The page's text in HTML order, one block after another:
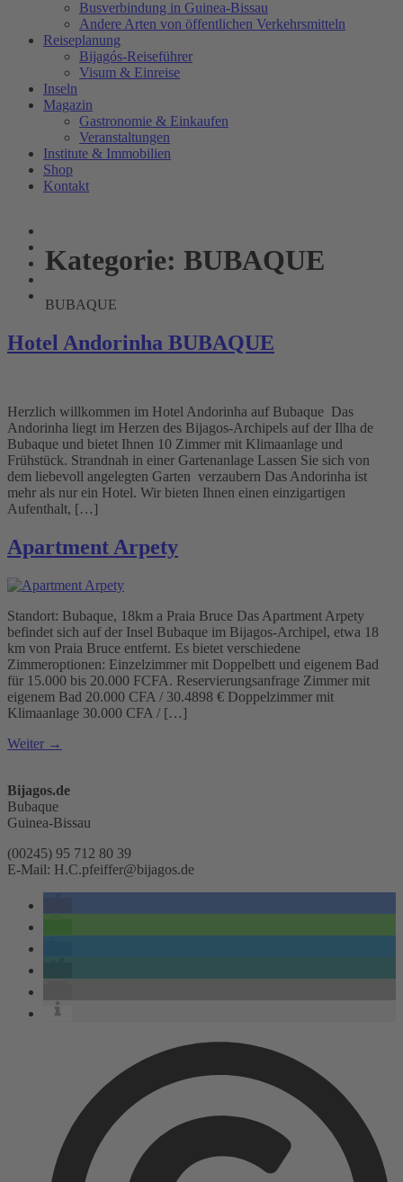
Busverbindung in Guinea-Bissau
Andere Arten von öffentlichen Verkehrsmitteln
Reiseplanung
Bijagós-Reiseführer
Visum & Einreise
Inseln
Magazin
Gastronomie & Einkaufen
Veranstaltungen
Institute & Immobilien
Shop
Kontakt
Kategorie: BUBAQUE
BUBAQUE
Hotel Andorinha BUBAQUE
Herzlich willkommen im Hotel Andorinha auf Bubaque Das
Andorinha liegt im Herzen des Bijagos-Archipels auf der Ilha de
Bubaque und bietet Ihnen 10 Zimmer mit Klimaanlage und
Frühstück. Strandnah in einer Gartenanlage Lassen Sie sich von
dem liebevoll angelegten Garten verzaubern Das Andorinha ist
mehr als nur ein Hotel. Wir bieten Ihnen einen einzigartigen
Aufenthalt, […]
Apartment Arpety
Standort: Bubaque, 18km a Praia Bruce Das Apartment Arpety
befindet sich auf der Insel Bubaque im Bijagos-Archipel, etwa 18
km von Praia Bruce entfernt. Es bietet verschiedene
Zimmeroptionen: Einzelzimmer mit Doppelbett und eigenem Bad
für 15.000 bis 20.000 FCFA.​ Reservierungsanfrage Zimmer mit
eigenem Bad 20.000 CFA / 30.4898 € Doppelzimmer mit
Klimaanlage 30.000 CFA / […]
Weiter →
Bijagos.de
Bubaque
Guinea-Bissau
(00245) 95 712 80 39
E-Mail: H.C.pfeiffer@bijagos.de